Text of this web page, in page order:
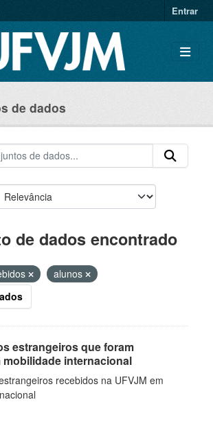
Entrar
de dados
de dados encontrado
alunos
estrangeiros que foram
mobilidade internacional
recebidos na UFVJM em